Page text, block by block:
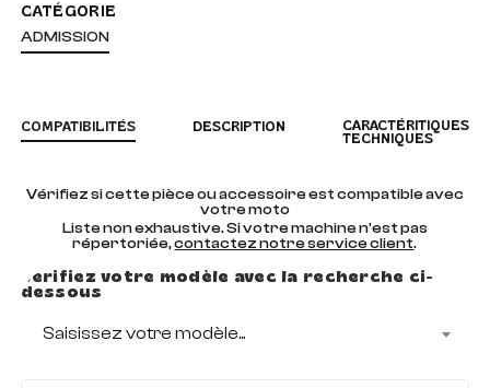
CATÉGORIE
ADMISSION
COMPATIBILITÉS DESCRIPTION
CARACTÉRITIQUES
TECHNIQUES
Vérifiez si cette pièce ou accessoire est compatible avec
votre moto
Liste non exhaustive. Si votre machine n'est pas
répertoriée,contactez notre service client.
Vérifiez votre modèle avec la recherche ci-
dessous
Saisissez votre modèle...